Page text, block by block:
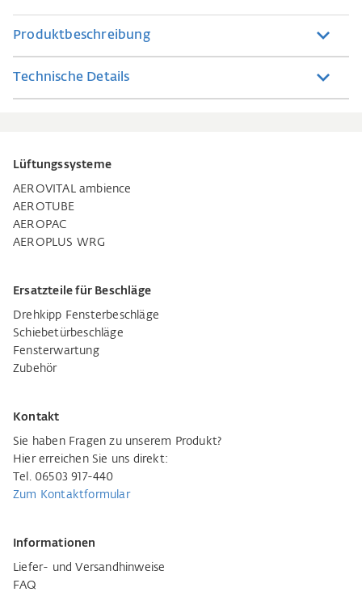
Produktbeschreibung
Technische Details
Lüftungssysteme
AEROVITAL ambience
AEROTUBE
AEROPAC
AEROPLUS WRG
Ersatzteile für Beschläge
Drehkipp Fensterbeschläge
Schiebetürbeschläge
Fensterwartung
Zubehör
Kontakt
Sie haben Fragen zu unserem Produkt?
Hier erreichen Sie uns direkt:
Tel. 06503 917-440
Zum Kontaktformular
Informationen
Liefer- und Versandhinweise
FAQ